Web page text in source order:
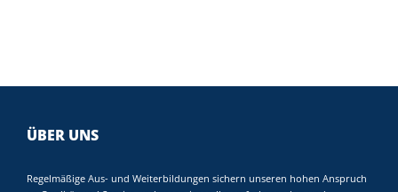
ÜBER UNS
Regelmäßige Aus- und Weiterbildungen sichern unseren hohen Anspruch